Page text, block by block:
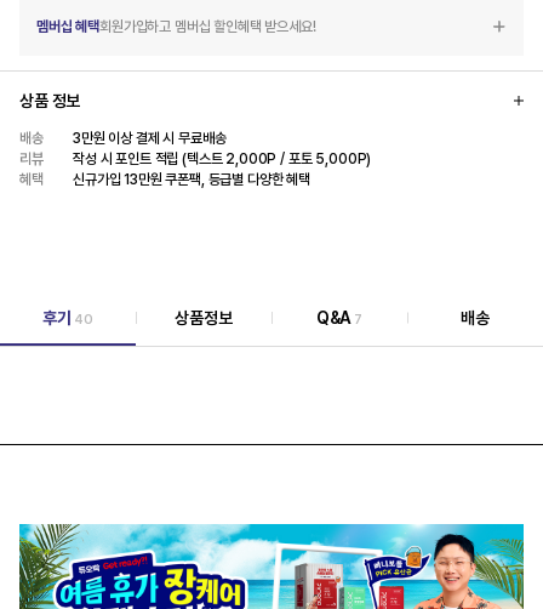
멤버십 혜택회원가입하고 멤버십 할인혜택 받으세요!
상품 정보
배송
3만원 이상 결제 시 무료배송
리뷰
작성 시 포인트 적립 (텍스트 2,000P / 포토 5,000P)
혜택
신규가입 13만원 쿠폰팩, 등급별 다양한 혜택
후기 40 상품정보 Q&A 7 배송